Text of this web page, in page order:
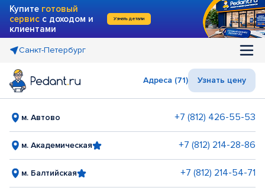
Купите готовый
сервис с доходом и
клиентами
Узнать детали
Санкт-Петербург
Адреса (71) Узнать цену
м. Автово +7 (812) 426-55-53
м. Академическая +7 (812) 214-28-86
м. Балтийская +7 (812) 214-54-71